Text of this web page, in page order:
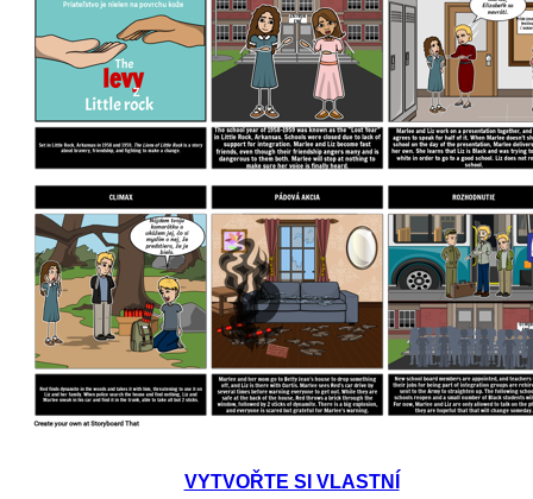
VYTVOŘTE SI VLASTNÍ